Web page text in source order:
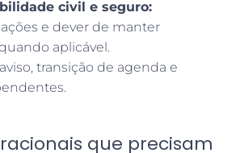
civil e seguro:
e dever de manter
aplicável.
aviso, transição de agenda e
que precisam